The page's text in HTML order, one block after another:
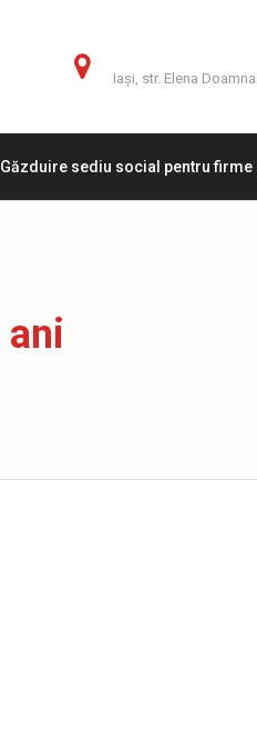
Iaşi, str. Elena
Găzduire sediu social pentru firme
ani